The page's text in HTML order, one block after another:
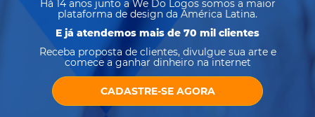
Há 14 anos junto a We Do Logos somos a maior
plataforma de design da América Latina.
E já atendemos mais de 70 mil clientes
Receba proposta de clientes, divulgue sua arte e
comece a ganhar dinheiro na internet
CADASTRE-SE AGORA